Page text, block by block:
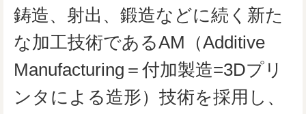
鋳造、射出、鍛造などに続く新た
な加工技術であるAM（Additive
Manufacturing＝付加製造=3Dプリ
ンタによる造形）技術を採用し、